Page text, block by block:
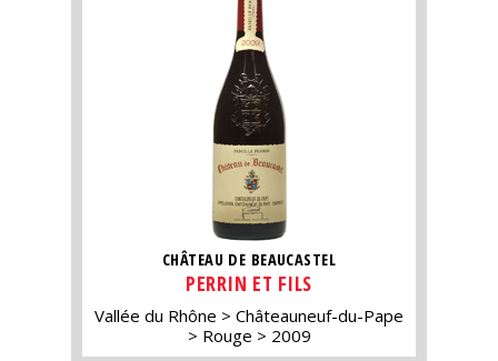
CHÂTEAU DE BEAUCASTEL
PERRIN ET FILS
Vallée du Rhône
Châteauneuf-du-Pape
Rouge
2009